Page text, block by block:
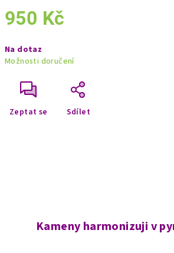
950 Kč
cena:
Na dotaz
Možnosti doručení
Zeptat se Sdílet
Kameny harmonizuji v